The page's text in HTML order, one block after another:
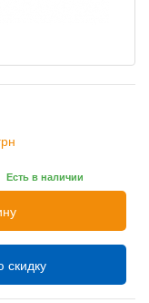
Есть в наличии
скидку